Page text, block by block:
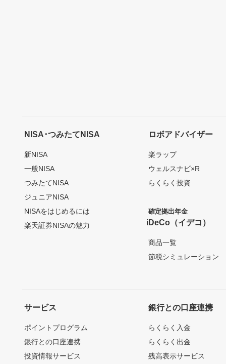
NISA･つみたてNISA
新NISA
一般NISA
つみたてNISA
ジュニアNISA
NISAをはじめるには
楽天証券NISAの魅力
ロボアドバイザー
楽ラップ
ウェルスナビ×R
らくらく投資
確定拠出年金
iDeCo（イデコ）
商品一覧
節税シミュレーション
サービス
ポイントプログラム
銀行との口座連携
投資情報サービス
銀行との口座連携
らくらく入金
らくらく出金
残高表示サービス